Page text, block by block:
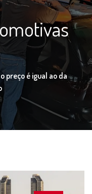
preço é igual ao da